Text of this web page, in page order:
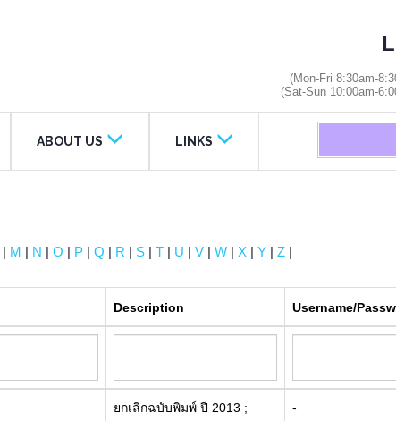
(Mon-Fri 8:30am-
(Sat-Sun 10:00am-
ABOUT US LINKS
| M | N | O | P | Q | R | S | T | U | V | W | X | Y | Z |
Description Username/
ยกเลิกฉบับพิมพ์ ปี 2013 ;
-